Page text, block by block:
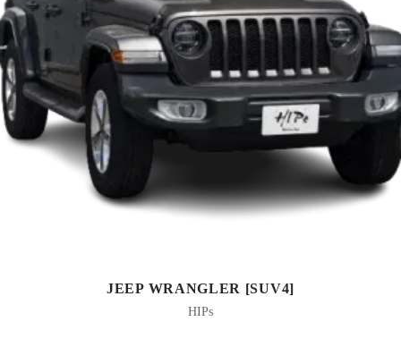
JEEP WRANGLER [SUV4]
HIPs